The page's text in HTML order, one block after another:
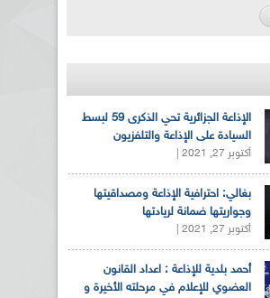
الإذاعة الجزائرية تحي الذكرى 59 لبسط
السيادة على الإذاعة والتلفزيون
أكتوبر 27, 2021 |
بغالي: احترافية الإذاعة ومصداقيتها
وجواريتها ضمانة لريادتها
أكتوبر 27, 2021 |
أحمد بلدية للإذاعة : اعداد القانون
العضوي للإعلام في مرحلته الأخيرة و